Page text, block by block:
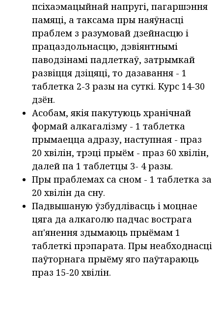
псіхаэмацыйнай напругі, пагаршэння
памяці, а таксама пры наяўнасці
праблем з разумовай дзейнасцю і
працаздольнасцю, дэвіянтнымі
паводзінамі падлеткаў, затрымкай
развіцця дзіцяці, то дазавання - 1
таблетка 2-3 разы на суткі. Курс 14-30
дзён.
Асобам, якія пакутуюць хранічнай
формай алкагалізму - 1 таблетка
прымаецца адразу, наступная - праз
20 хвілін, трэці прыём - праз 60 хвілін,
далей па 1 таблетцы 3- 4 разы.
Пры праблемах са сном - 1 таблетка за
20 хвілін да сну.
Падвышаную ўзбудлівасць і моцнае
цяга да алкаголю падчас вострага
ап'янення здымаюць прыёмам 1
таблеткі прэпарата. Пры неабходнасці
паўторнага прыёму яго паўтараюць
праз 15-20 хвілін.